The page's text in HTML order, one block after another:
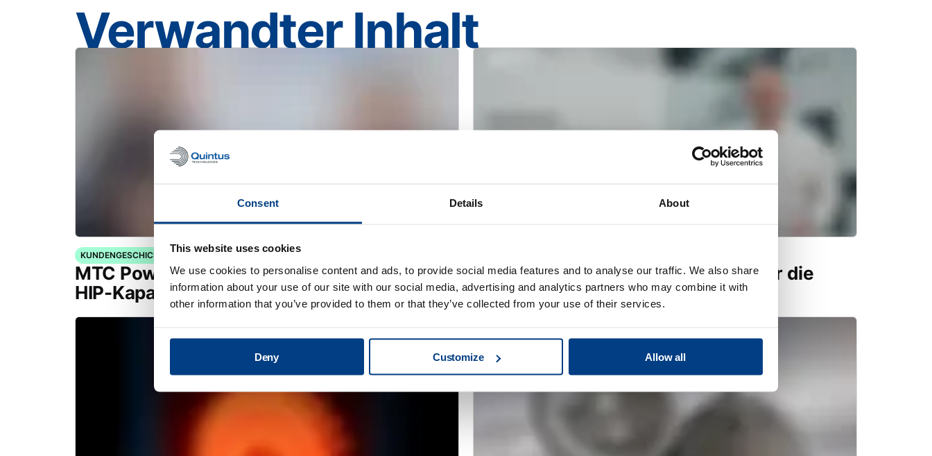
Consent Details About
This website uses cookies
We use cookies to personalise content and ads, to provide social media features and to analyse our traffic. We also share
information about your use of our site with our social media, advertising and analytics partners who may combine it with
other information that you’ve provided to them or that they’ve collected from your use of their services.
Deny Customize Allow all
Verwandter Inhalt
KUNDENGESCHICHTEN
MTC Powder Solutions erweitert seine PM-
HIP-Kapazitäten mit dem Quintus QIH 286
Heißisostatisches Pressen (HIP) für die
additive Fertigung mit Metallen